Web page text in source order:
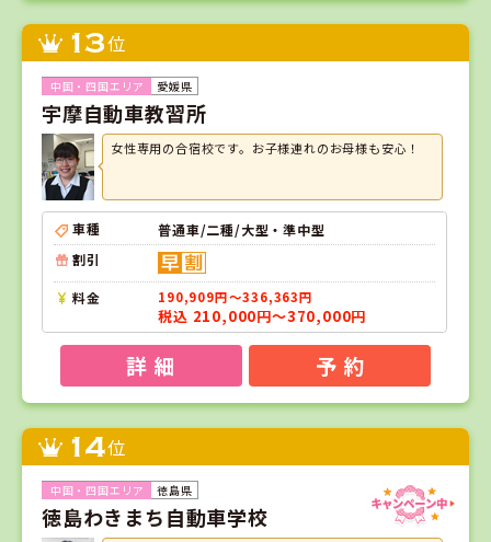
13位
愛媛県
宇摩自動車教習所
女性専用の合宿校です。お子様連れのお母様も安心！
車種
普通車/二種/大型・準中型
割引
料金 190,909円～336,363円
税込 210,000円～370,000円
詳 細 予 約
14位
徳島県
徳島わきまち自動車学校